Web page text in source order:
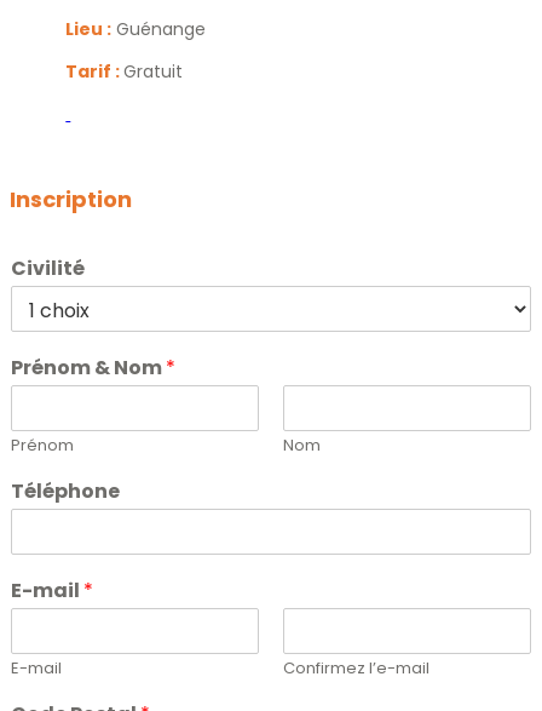
Lieu : Guénange
Tarif :Gratuit
Inscription
Civilité
Prénom & Nom*
Prénom Nom
Téléphone
E-mail *
E-mail Confirmez l’e-mail